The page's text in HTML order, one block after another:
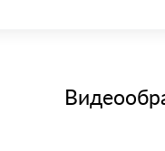
банковским картам
материала после